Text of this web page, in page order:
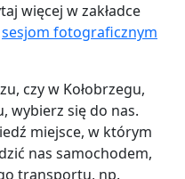
więcej w zakładce
sesjom fotograficznym
czy w Kołobrzegu,
wybierz się do nas.
miejsce, w którym
nas samochodem,
transportu, np.